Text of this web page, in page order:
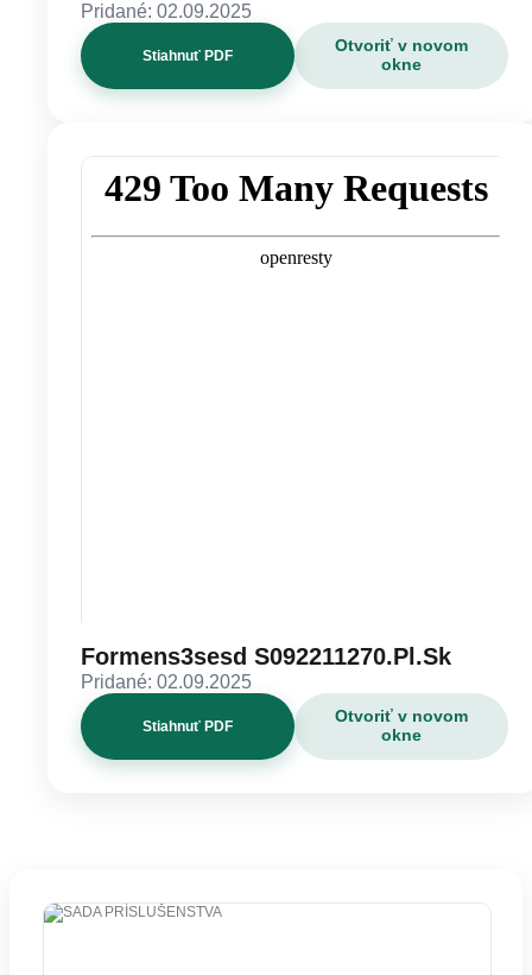
Pridané: 02.09.2025
Stiahnuť PDF
Otvoriť v novom
okne
Formens3sesd S092211270.Pl.Sk
Pridané: 02.09.2025
Stiahnuť PDF
Otvoriť v novom
okne